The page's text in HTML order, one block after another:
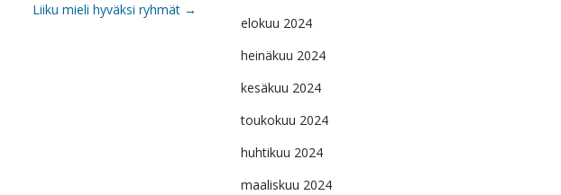
Liiku mieli hyväksi ryhmät →
elokuu 2024
heinäkuu 2024
kesäkuu 2024
toukokuu 2024
huhtikuu 2024
maaliskuu 2024